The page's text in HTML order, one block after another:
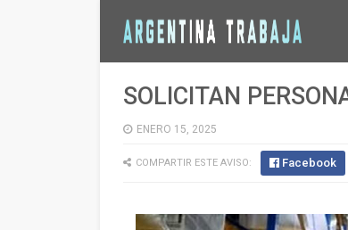
SOLICITAN
ENERO 15, 2025
COMPARTIR ESTE AVISO: Facebook